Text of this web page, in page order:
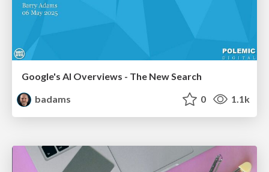
Google's AI Overviews - The New Search
badams
0 1.1k